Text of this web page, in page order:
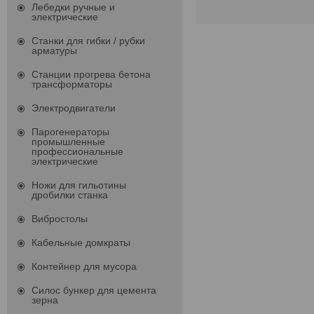
Лебедки ручные и
электрические
Станки для гибки / рубки
арматуры
Станции прогрева бетона
трансформаторы
Электродвигатели
Парогенераторы
промышленные
профессиональные
электрические
Ножи для гильотины
дробилки станка
Вибростолы
Кабельные домкраты
Контейнер для мусора
Силос бункер для цемента
зерна